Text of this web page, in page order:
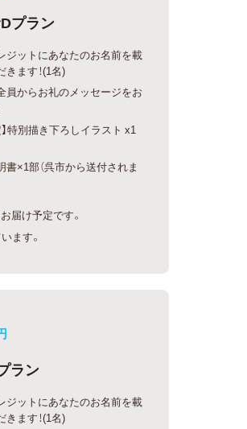
プラン
ジットにあなたのお名前を載
ます！(1名)
員からお礼のメッセージをお
特別描き下ろしイラスト x1
×1部（呉市から送付されま
届け予定です。
ます。
ラン
ジットにあなたのお名前を載
ます！(1名)